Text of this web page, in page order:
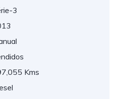
3
Kms